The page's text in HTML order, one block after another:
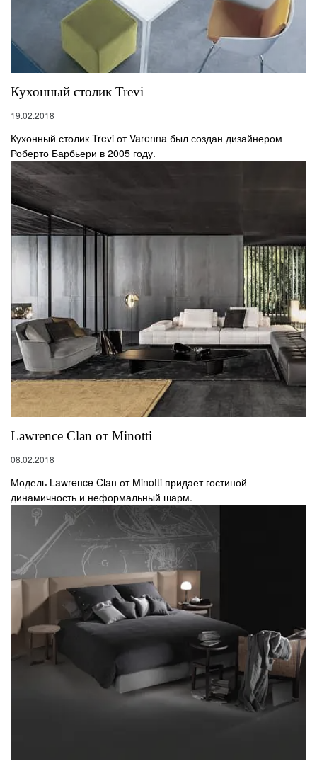
Кухонный столик Trevi
19.02.2018
Кухонный столик Trevi от Varenna был создан дизайнером
Роберто Барбьери в 2005 году.
Lawrence Clan от Minotti
08.02.2018
Модель Lawrence Clan от Minotti придает гостиной
динамичность и неформальный шарм.